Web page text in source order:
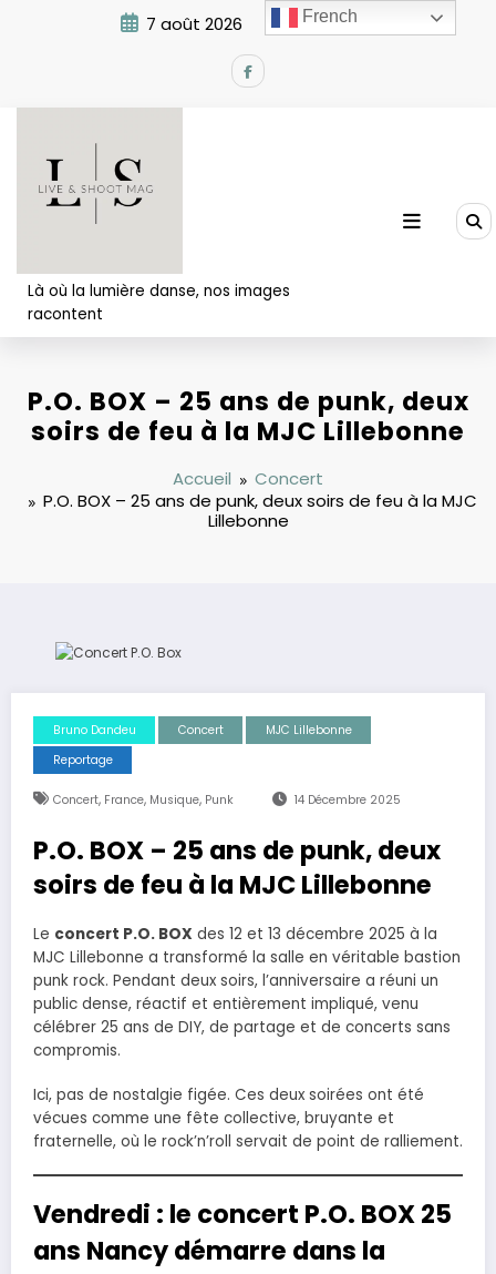
7 août 2026 1:57:42 PM
Là où la lumière danse, nos images
racontent
P.O. BOX – 25 ans de punk, deux
soirs de feu à la MJC Lillebonne
Accueil
Concert
P.O. BOX – 25 ans de punk, deux soirs de feu à la MJC
Lillebonne
Bruno Dandeu Concert
MJC Lillebonne
Reportage
Concert, France, Musique, Punk 14 Décembre 2025
P.O. BOX – 25 ans de punk, deux
soirs de feu à la MJC Lillebonne
Le concert P.O. BOX des 12 et 13 décembre 2025 à la
MJC Lillebonne a transformé la salle en véritable bastion
punk rock. Pendant deux soirs, l’anniversaire a réuni un
public dense, réactif et entièrement impliqué, venu
célébrer 25 ans de DIY, de partage et de concerts sans
compromis.
Ici, pas de nostalgie figée. Ces deux soirées ont été
vécues comme une fête collective, bruyante et
fraternelle, où le rock’n’roll servait de point de ralliement.
Vendredi : le concert P.O. BOX 25
ans Nancy démarre dans la
French